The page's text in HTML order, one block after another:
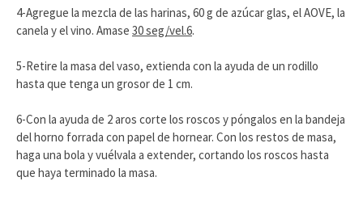
4-Agregue la mezcla de las harinas, 60 g de azúcar glas, el AOVE, la
canela y el vino. Amase 30 seg/vel.6.
5-Retire la masa del vaso, extienda con la ayuda de un rodillo
hasta que tenga un grosor de 1 cm.
6-Con la ayuda de 2 aros corte los roscos y póngalos en la bandeja
del horno forrada con papel de hornear. Con los restos de masa,
haga una bola y vuélvala a extender, cortando los roscos hasta
que haya terminado la masa.